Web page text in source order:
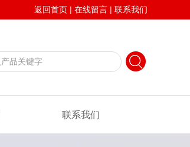
返回首页 | 在线留言 | 联系我们
联系我们